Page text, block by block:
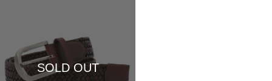
SOLD OUT